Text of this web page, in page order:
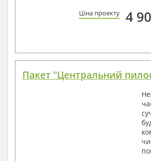
Ціна проекту 4
Пакет "Центральний